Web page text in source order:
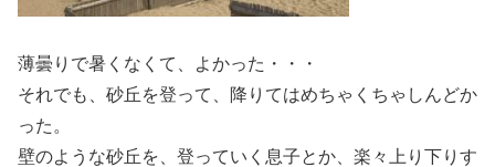
薄曇りで暑くなくて、よかった・・・
それでも、砂丘を登って、降りてはめちゃくちゃしんどか
った。
壁のような砂丘を、登っていく息子とか、楽々上り下りす